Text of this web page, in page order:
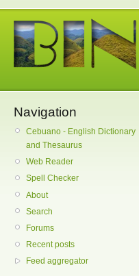
Navigation
Cebuano - English Dictionary
and Thesaurus
Web Reader
Spell Checker
About
Search
Forums
Recent posts
Feed aggregator